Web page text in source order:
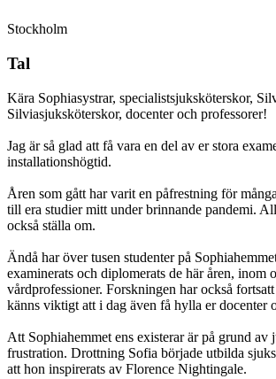
Stockholm
Tal
Kära Sophiasystrar, specialistsjuksköterskor,
Silviasjuksköterskor, docenter och professorer!
Jag är så glad att få vara en del av er stora
installationshögtid.
Åren som gått har varit en påfrestning för
till era studier mitt under brinnande pandemi.
också ställa om.
Ändå har över tusen studenter på
examinerats och diplomerats de här åren, inom
vårdprofessioner. Forskningen har också
känns viktigt att i dag även få hylla er docenter
Att Sophiahemmet ens existerar är på grund av
frustration. Drottning Sofia började utbilda
att hon inspirerats av Florence Nightingale.